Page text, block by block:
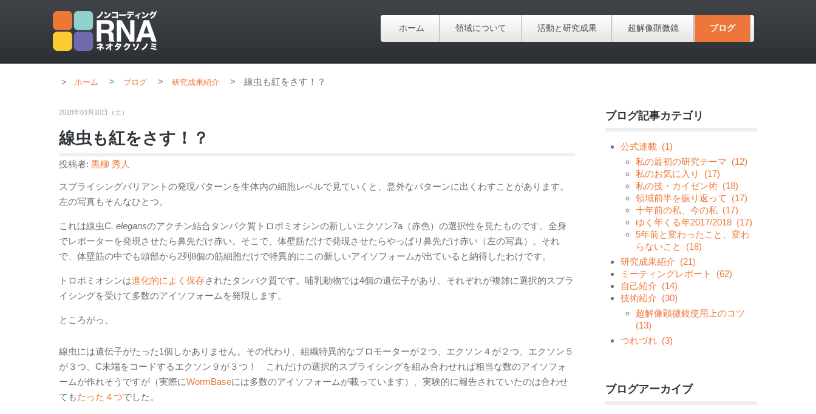
ホーム 領域について 活動と研究成果 超解像顕微鏡 ブログ
ホーム > ブログ > 研究成果紹介 > 線虫も紅をさす！？
2018年03月10日（土）
線虫も紅をさす！？
投稿者: 黒柳 秀人
スプライシングバリアントの発現パターンを生体内の細胞レベルで見ていくと、意外なパターンに出くわすことがあります。
左の写真もそんなひとつ。
これは線虫C. elegansのアクチン結合タンパク質トロポミオシンの新しいエクソン7a（赤色）の選択性を見たものです。全身
でレポーターを発現させたら鼻先だけ赤い。そこで、体壁筋だけで発現させたらやっぱり鼻先だけ赤い（左の写真）。それ
で、体壁筋の中でも頭部から2列8個の筋細胞だけで特異的にこの新しいアイソフォームが出ていると納得したわけです。
トロポミオシンは進化的によく保存されたタンパク質です。哺乳動物では4個の遺伝子があり、それぞれが複雑に選択的スプラ
イシングを受けて多数のアイソフォームを発現します。
ところがっ、
線虫には遺伝子がたった1個しかありません。その代わり、組織特異的なプロモーターが２つ、エクソン４が２つ、エクソン５
が３つ、C末端をコードするエクソン９が３つ！ これだけの選択的スプライシングを組み合わせれば相当な数のアイソフォ
ームが作れそうですが（実際にWormBaseには多数のアイソフォームが載っています）、実験的に報告されていたのは合わせ
てもたった４つでした。
ブログ記事カテゴリ
公式連載 (1)
私の最初の研究テーマ (12)
私のお気に入り
(17)
私の技・カイゼン術 (18)
領域前半を振り返って
(17)
十年前の私、今の私 (17)
ゆく年くる年2017/2018 (17)
5年前と変わったこと、変わ
らないこと
(18)
研究成果紹介 (21)
ミーティングレポート
(62)
自己紹介 (14)
技術紹介 (30)
超解像顕微鏡使用上のコツ
(13)
つれづれ (3)
ブログアーカイブ